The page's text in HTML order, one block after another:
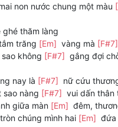
non nước chung một màu
ghé thăm làng
trăng [Em] vàng mà [F#7]
không [F#7] gắng đợi
nay là [F#7] nữ cứu
sao nàng [F#7] vui dấn thân
giữa màn [Em] đêm,
tròn chúng mình hai [Em] đứa